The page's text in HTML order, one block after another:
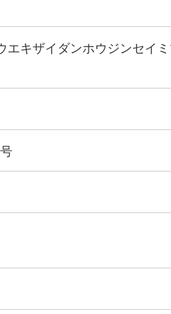
キザイダンホウジンセイ